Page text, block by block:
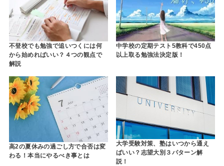
不登校でも勉強で追いつくには何
から始めればいい？４つの観点で
解説
中学校の定期テスト5教科で450点
以上取る勉強法決定版！
高2の夏休みの過ごし方で合否は変
わる！本当にやるべき事とは
大学受験対策、塾はいつから通え
ばいい？志望大別３パターン解
説！